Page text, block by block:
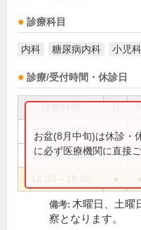
診療科目
内科 糖尿病内科 小児科
診療/受付時間・休診日
8:30～12:00 ● ●
14:30～16:00
お盆(8月中旬)は休診・
に必ず医療機関に直接
備考: 木曜日、土曜
察となります。